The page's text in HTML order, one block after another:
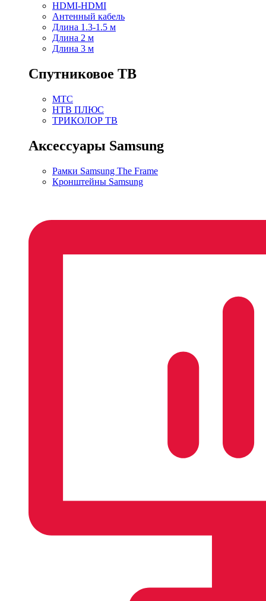
HDMI-HDMI
Антенный кабель
Длина 1.3-1.5 м
Длина 2 м
Длина 3 м
Спутниковое ТВ
МТС
НТВ ПЛЮС
ТРИКОЛОР ТВ
Аксессуары Samsung
Рамки Samsung The Frame
Кронштейны Samsung